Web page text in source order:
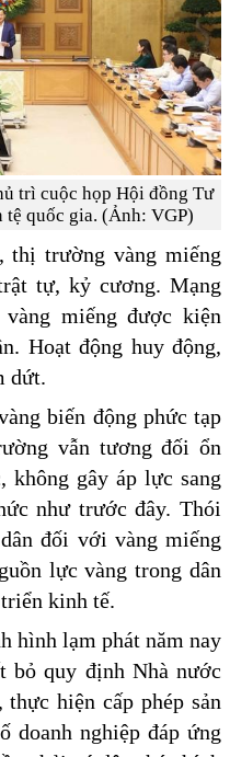
trì cuộc họp Hội đồng Tư
quốc gia. (Ảnh: VGP)
thị trường vàng miếng
tự, kỷ cương. Mạng
miếng được kiện
Hoạt động huy động,
dứt.
biến động phức tạp
vẫn tương đối ổn
gây áp lực sang
như trước đây. Thói
đối với vàng miếng
lực vàng trong dân
kinh tế.
hình lạm phát năm nay
bỏ quy định Nhà nước
thực hiện cấp phép sản
doanh nghiệp đáp ứng